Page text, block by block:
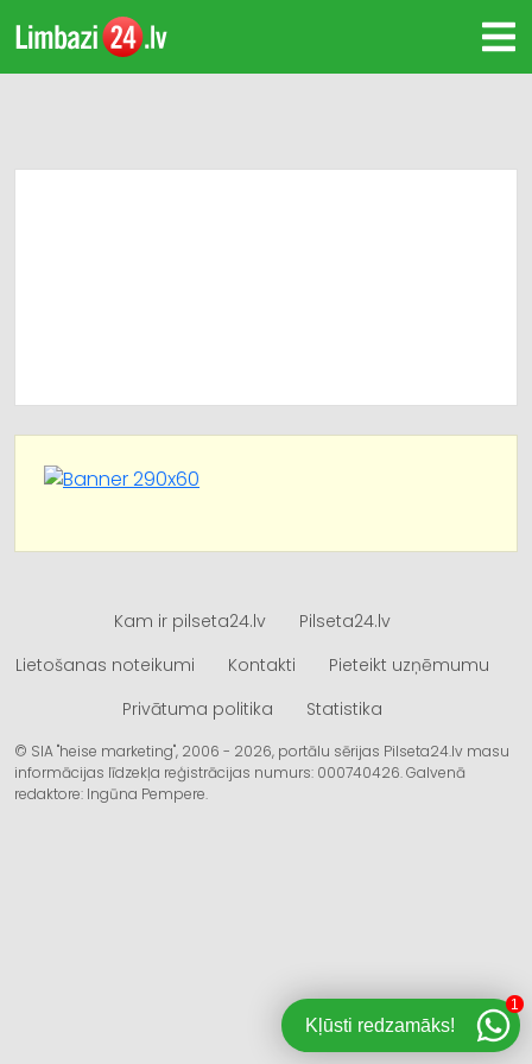
Kam ir pilseta24.lv
Pilseta24.lv
Lietošanas noteikumi
Kontakti
Pieteikt uzņēmumu
Privātuma politika
Statistika
© SIA "heise marketing", 2006 - 2026, portālu sērijas Pilseta24.lv masu
informācijas līdzekļa reģistrācijas numurs: 000740426. Galvenā
redaktore: Ingūna Pempere.
Kļūsti redzamāks!
1